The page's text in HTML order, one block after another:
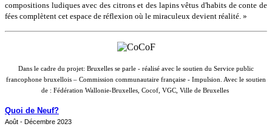
compositions ludiques avec des citrons et des lapins vêtus d'habits de conte de
fées complètent cet espace de réflexion où le miraculeux devient réalité. »
Dans le cadre du projet: Bruxelles se parle - réalisé avec le soutien du Service public
francophone bruxellois – Commission communautaire française - Impulsion. Avec le soutien
de : Fédération Wallonie-Bruxelles, Cocof, VGC, Ville de Bruxelles
Quoi de Neuf?
Août - Décembre 2023